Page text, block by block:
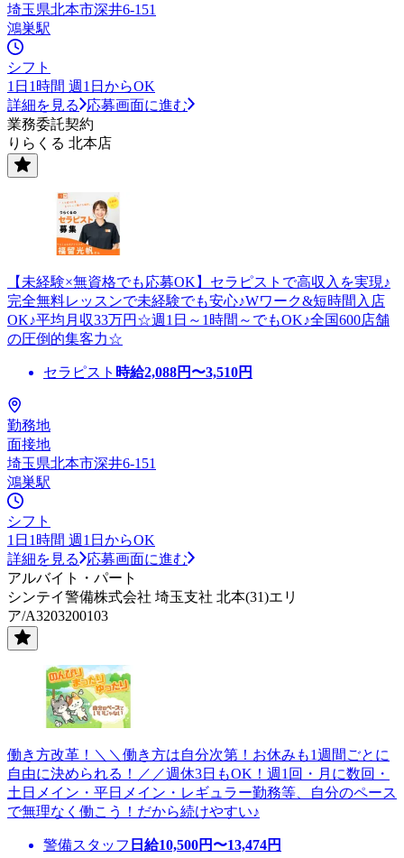
埼玉県北本市深井6-151
鴻巣駅
シフト
1日1時間 週1日からOK
詳細を見る
応募画面に進む
業務委託契約
りらくる 北本店
【未経験×無資格でも応募OK】セラピストで高収入を実現♪
完全無料レッスンで未経験でも安心♪Wワーク&短時間入店
OK♪平均月収33万円☆週1日～1時間～でもOK♪全国600店舗
の圧倒的集客力☆
セラピスト 時給2,088円〜3,510円
勤務地
面接地
埼玉県北本市深井6-151
鴻巣駅
シフト
1日1時間 週1日からOK
詳細を見る
応募画面に進む
アルバイト・パート
シンテイ警備株式会社 埼玉支社 北本(31)エリ
ア/A3203200103
働き方改革！＼＼働き方は自分次第！お休みも1週間ごとに
自由に決められる！／／週休3日もOK！週1回・月に数回・
土日メイン・平日メイン・レギュラー勤務等、自分のペース
で無理なく働こう！だから続けやすい♪
警備スタッフ 日給10,500円〜13,474円